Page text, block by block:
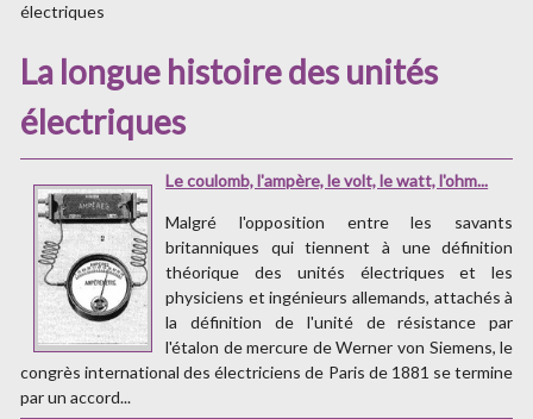
électriques
La longue histoire des unités
électriques
Le coulomb, l'ampère, le volt, le watt, l'ohm...
Malgré l'opposition entre les savants
britanniques qui tiennent à une définition
théorique des unités électriques et les
physiciens et ingénieurs allemands, attachés à
la définition de l'unité de résistance par
l'étalon de mercure de Werner von Siemens, le
congrès international des électriciens de Paris de 1881 se termine
par un accord...